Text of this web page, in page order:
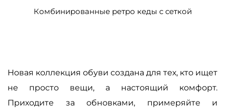
Комбинированные ретро кеды с сеткой
Новая коллекция обуви создана для тех, кто ищет
не просто вещи, а настоящий комфорт.
Приходите за обновками, примеряйте и